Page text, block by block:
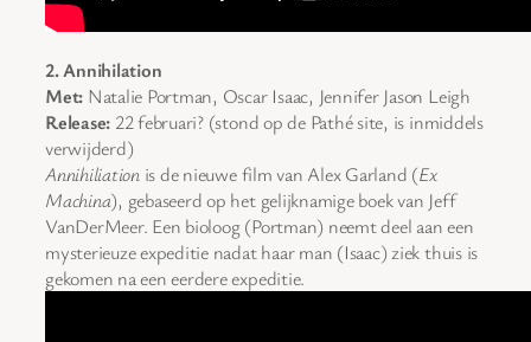
2. Annihilation
Met: Natalie Portman, Oscar Isaac, Jennifer Jason Leigh
Release: 22 februari? (stond op de Pathé site, is inmiddels
verwijderd)
Annihiliationis de nieuwe film van Alex Garland (Ex
Machina), gebaseerd op het gelijknamige boek van Jeff
VanDerMeer. Een bioloog (Portman) neemt deel aan een
mysterieuze expeditie nadat haar man (Isaac) ziek thuis is
gekomen na een eerdere expeditie.